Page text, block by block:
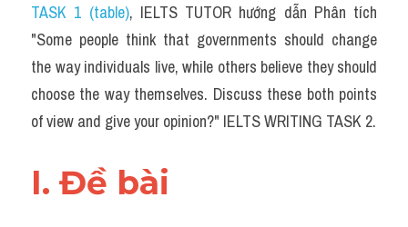
Từ vựng theo topic
Từ vựng theo Topic
Grammar
Cam
TASK 1 (table), IELTS TUTOR hướng dẫn Phân tích
"Some people think that governments should change
the way individuals live, while others believe they should
choose the way themselves. Discuss these both points
of view and give your opinion?" IELTS WRITING TASK 2.
I. Đề bài